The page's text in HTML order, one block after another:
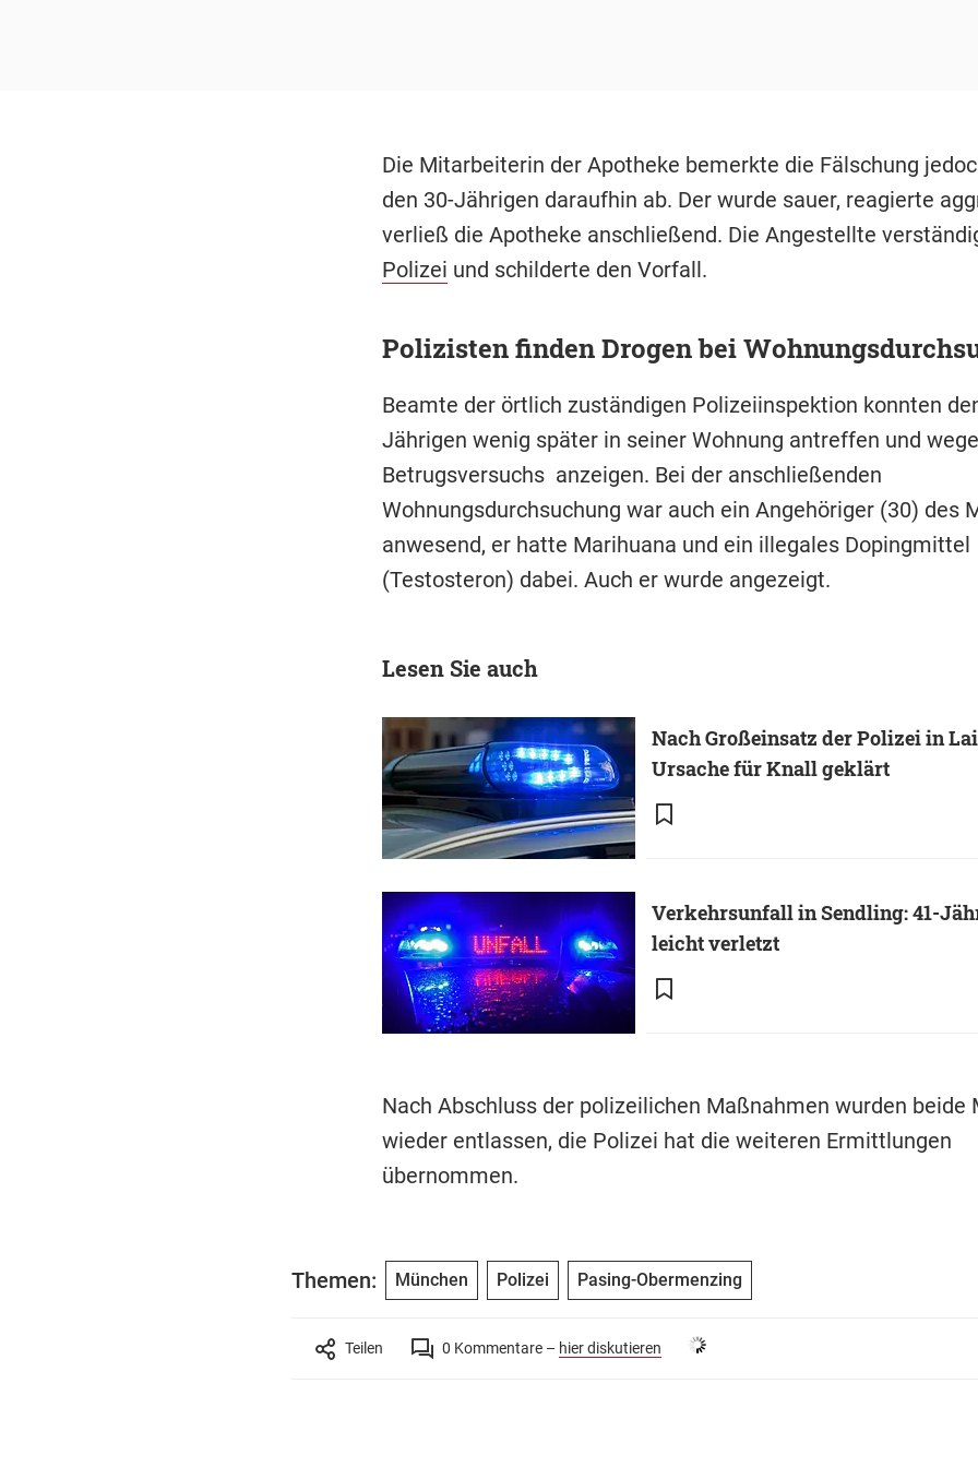
Die Mitarbeiterin der Apotheke bemerkte die Fälschung
den 30-Jährigen daraufhin ab. Der wurde sauer, reagierte
verließ die Apotheke anschließend. Die Angestellte
Polizei und schilderte den Vorfall.
Polizisten finden Drogen bei
Beamte der örtlich zuständigen Polizeiinspektion konnten
Jährigen wenig später in seiner Wohnung antreffen und
Betrugsversuchs anzeigen. Bei der anschließenden
Wohnungsdurchsuchung war auch ein Angehöriger (30) des
anwesend, er hatte Marihuana und ein illegales Dopingmittel
(Testosteron) dabei. Auch er wurde angezeigt.
Lesen Sie auch
Nach Großeinsatz der Polizei in
Ursache für Knall geklärt
Verkehrsunfall in Sendling: 41-
leicht verletzt
Nach Abschluss der polizeilichen Maßnahmen wurden beide
wieder entlassen, die Polizei hat die weiteren Ermittlungen
übernommen.
Themen: München Polizei Pasing-Obermenzing
Teilen 0 Kommentare – hier diskutieren